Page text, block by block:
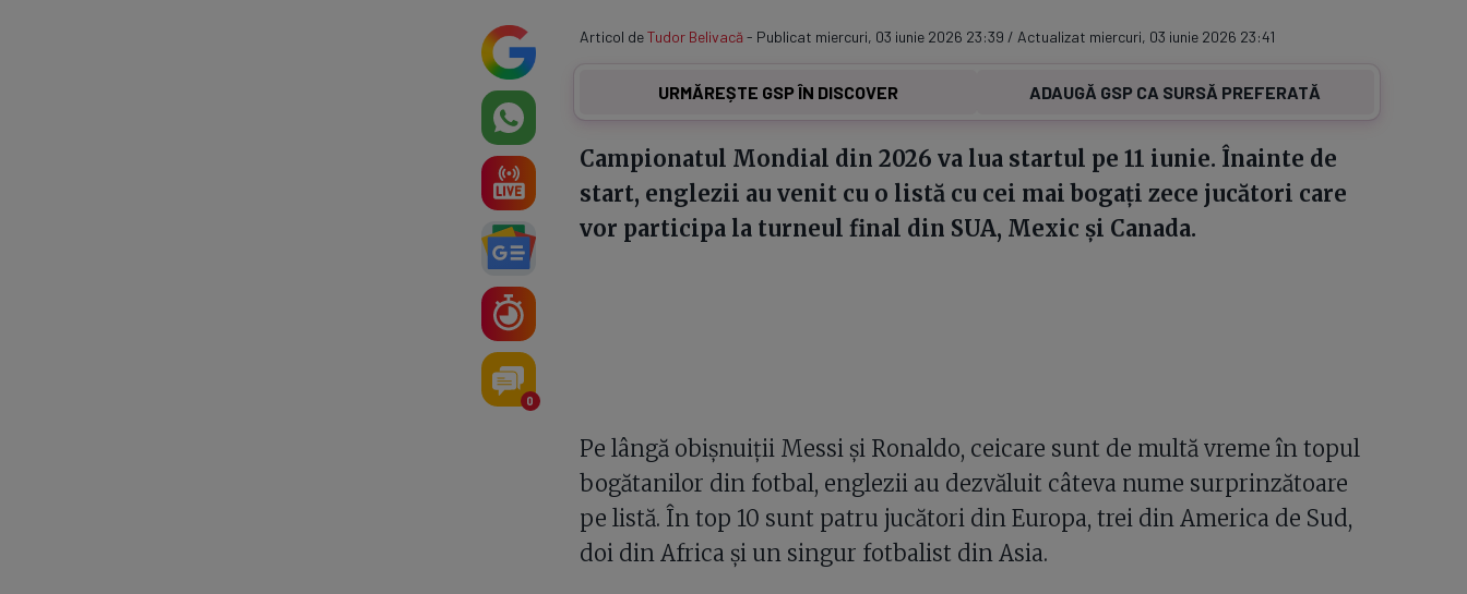
0
Articol deTudor Belivacă- Publicat miercuri, 03 iunie 2026 23:39 / Actualizat miercuri, 03 iunie 2026 23:41
URMĂREȘTE GSP ÎN DISCOVER ADAUGĂ GSP CA SURSĂ PREFERATĂ
Campionatul Mondial din 2026 va lua startul pe 11 iunie. Înainte de
start, englezii au venit cu o listă cu cei mai bogați zece jucători care
vor participa la turneul final din SUA, Mexic și Canada.
Pe lângă obișnuiții Messi și Ronaldo, ceicare sunt de multă vreme în topul
bogătanilor din fotbal, englezii au dezvăluit câteva nume surprinzătoare
pe listă. În top 10 sunt patru jucători din Europa, trei din America de Sud,
doi din Africa și un singur fotbalist din Asia.